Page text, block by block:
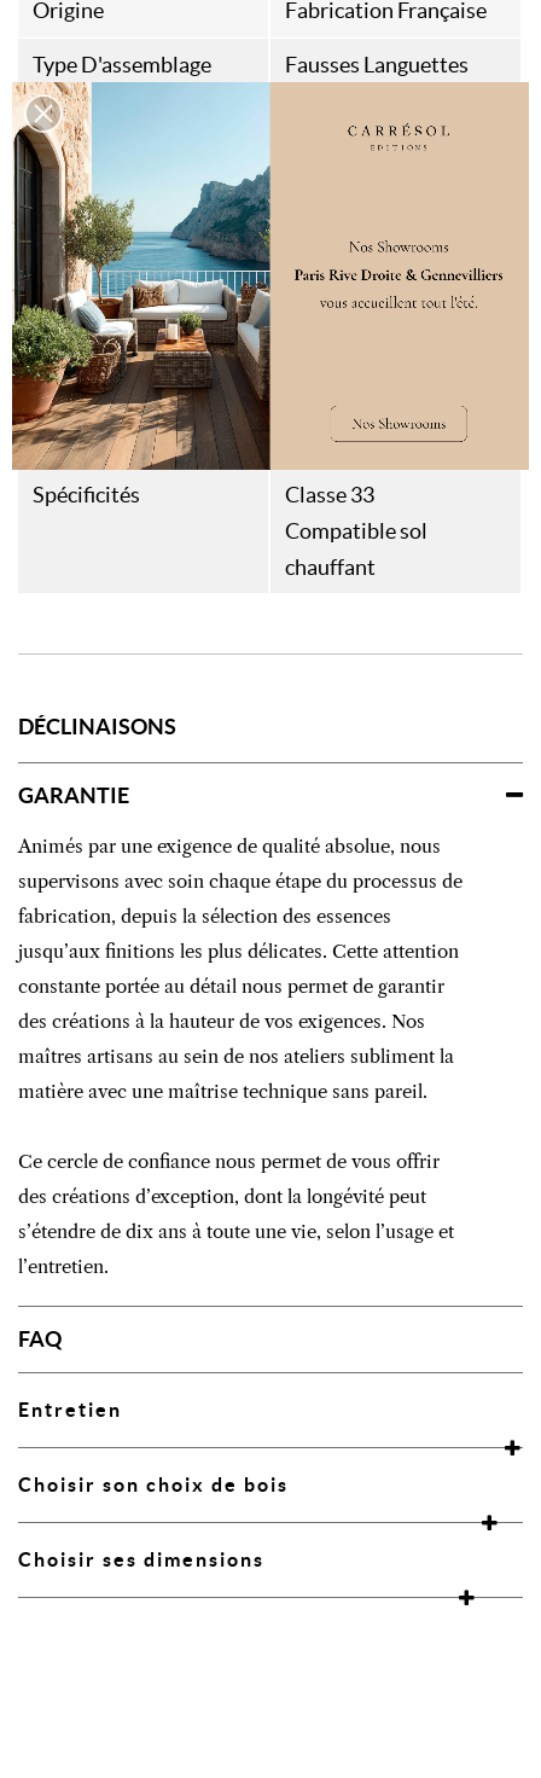
Origine Fabrication Française
Type D'assemblage Fausses Languettes
Aspect
Rives abimées et
vieillissement de
Résistance Thermique 0,087m²K/W
Poids 15kg/m²
Style
Destination Sol intérieur
Spécificités
Classe 33
Compatible sol
chauffant
DÉCLINAISONS
GARANTIE
Animés par une exigence de qualité absolue, nous
supervisons avec soin chaque étape du processus de
fabrication, depuis la sélection des essences
jusqu’aux finitions les plus délicates. Cette attention
constante portée au détail nous permet de garantir
des créations à la hauteur de vos exigences. Nos
maîtres artisans au sein de nos ateliers subliment la
matière avec une maîtrise technique sans pareil.
Ce cercle de confiance nous permet de vous offrir
des créations d’exception, dont la longévité peut
s’étendre de dix ans à toute une vie, selon l’usage et
l’entretien.
FAQ
Entretien
Choisir son choix de bois
Choisir ses dimensions